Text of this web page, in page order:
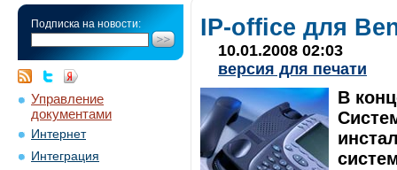
Подписка на новости:
Управление
документами
Интернет
Интеграция
IP-office для
10.01.2008 02:03
версия для печати
В